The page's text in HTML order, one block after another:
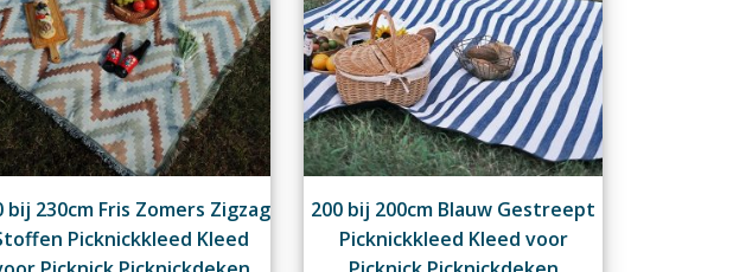
bij 230cm Fris Zomers Zigzag
Picknickkleed Kleed
200 bij 200cm Blauw Gestreept
Picknickkleed Kleed voor